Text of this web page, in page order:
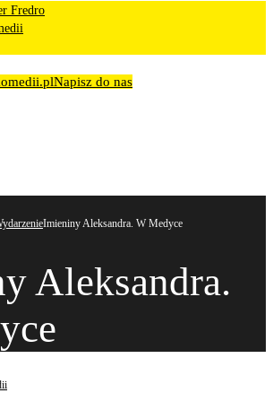
Fredro
Napisz do nas
Imieniny Aleksandra. W Medyce
Aleksandra.